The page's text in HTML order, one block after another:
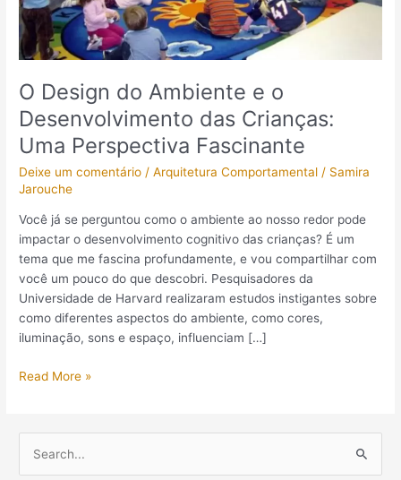
O Design do Ambiente e o
Desenvolvimento das Crianças:
Uma Perspectiva Fascinante
Deixe um comentário /Arquitetura Comportamental / Samira
Jarouche
Você já se perguntou como o ambiente ao nosso redor pode
impactar o desenvolvimento cognitivo das crianças? É um
tema que me fascina profundamente, e vou compartilhar com
você um pouco do que descobri. Pesquisadores da
Universidade de Harvard realizaram estudos instigantes sobre
como diferentes aspectos do ambiente, como cores,
iluminação, sons e espaço, influenciam […]
das
Crianças:
Uma
Fascinante
Read More »